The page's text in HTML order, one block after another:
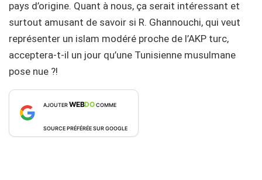
pays d’origine. Quant à nous, ça serait intéressant et
surtout amusant de savoir si R. Ghannouchi, qui veut
représenter un islam modéré proche de l’AKP turc,
acceptera-t-il un jour qu’une Tunisienne musulmane
pose nue ?!
AJOUTERWEBDOCOMME
SOURCE PRÉFÉRÉE SUR GOOGLE